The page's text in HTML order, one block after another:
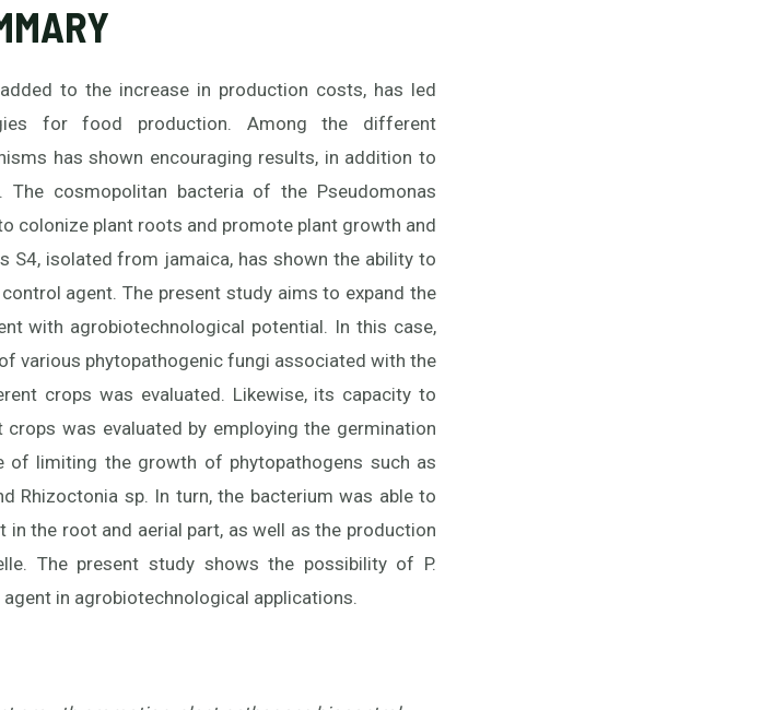
to the increase in production costs, has led
for food production. Among the different
has shown encouraging results, in addition to
The cosmopolitan bacteria of the Pseudomonas
colonize plant roots and promote plant growth and
S4, isolated from jamaica, has shown the ability to
agent. The present study aims to expand the
with agrobiotechnological potential. In this case,
various phytopathogenic fungi associated with the
crops was evaluated. Likewise, its capacity to
was evaluated by employing the germination
of limiting the growth of phytopathogens such as
Rhizoctonia sp. In turn, the bacterium was able to
the root and aerial part, as well as the production
The present study shows the possibility of P.
in agrobiotechnological applications.